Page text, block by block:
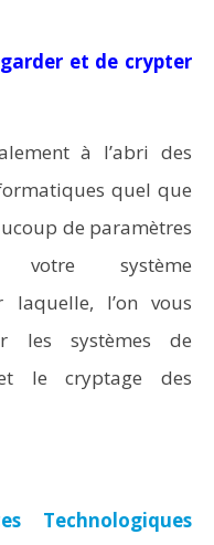
et de crypter
à l’abri des
quel que
de paramètres
votre système
laquelle, l’on vous
les systèmes de
le cryptage des
Technologiques